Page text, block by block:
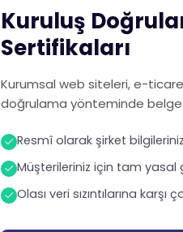
Kuruluş
Sertifikaları
Kurumsal web siteleri, e-
doğrulama yönteminde belge
Resmî olarak şirket
Müşterileriniz için tam yasal
Olası veri sızıntılarına